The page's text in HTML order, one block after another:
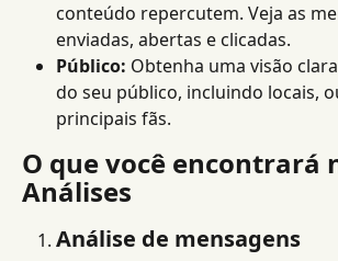
conteúdo repercutem. Veja as
enviadas, abertas e clicadas.
Público: Obtenha uma visão
do seu público, incluindo locais,
principais fãs.
O que você encontrará
Análises
Análise de mensagens